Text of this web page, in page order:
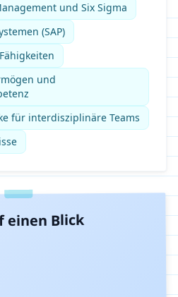
und Six Sigma
(SAP)
und
für interdisziplinäre Teams
einen Blick